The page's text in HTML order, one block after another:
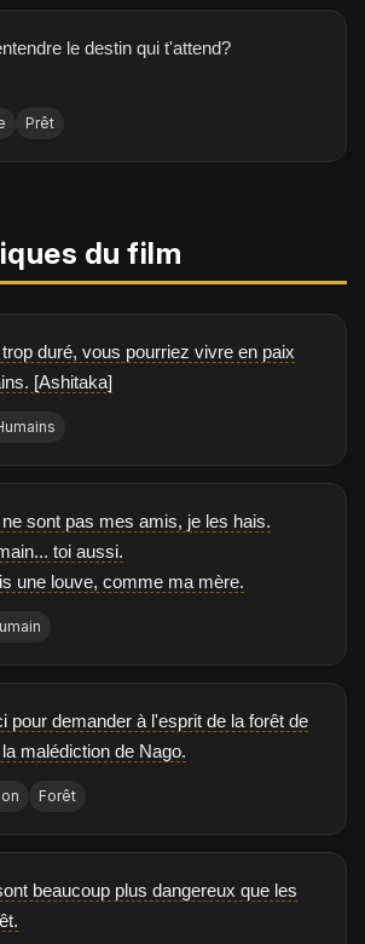
le destin qui t'attend?
Prêt
du film
duré, vous pourriez vivre en paix
[Ashitaka]
sont pas mes amis, je les hais.
toi aussi.
une louve, comme ma mère.
pour demander à l'esprit de la forêt de
malédiction de Nago.
Forêt
beaucoup plus dangereux que les